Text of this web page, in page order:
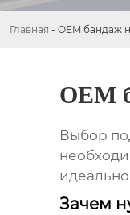
Главная - OEM бандаж
OEM
Выбор
Зачем